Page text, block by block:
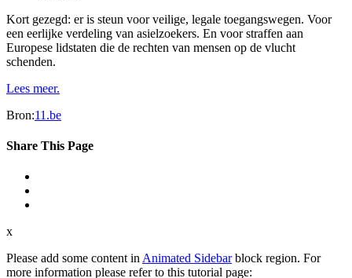
Kort gezegd: er is steun voor veilige, legale toegangswegen. Voor
een eerlijke verdeling van asielzoekers. En voor straffen aan
Europese lidstaten die de rechten van mensen op de vlucht
schenden.
Lees meer.
Bron:11.be
Share This Page
x
Please add some content in Animated Sidebarblock region. For
more information please refer to this tutorial page: